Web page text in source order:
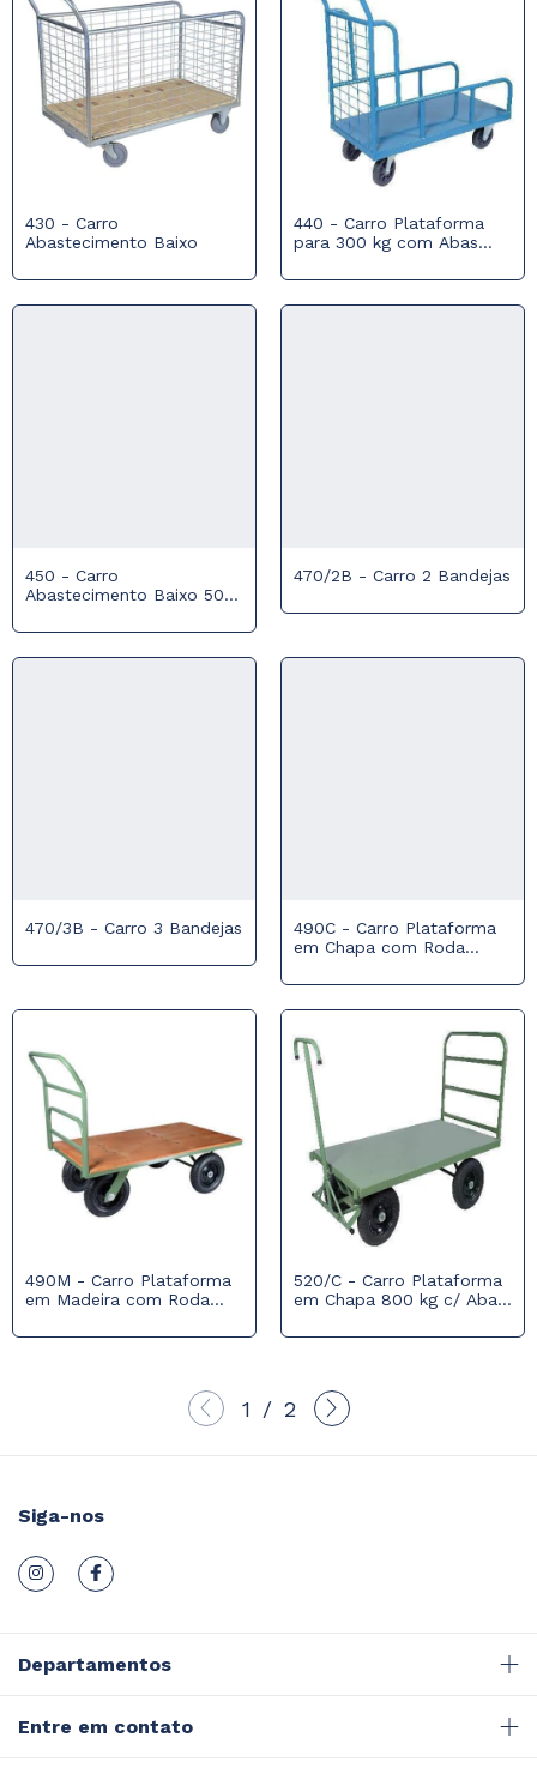
430 - Carro
Abastecimento Baixo
440 - Carro Plataforma
para 300 kg com Abas
450 - Carro
Abastecimento Baixo 500
470/2B - Carro 2 Bandejas
470/3B - Carro 3 Bandejas
490C - Carro Plataforma
em Chapa com Roda
490M - Carro Plataforma
em Madeira com Roda
520/C - Carro Plataforma
em Chapa 800 kg c/ Aba
1 / 2
Siga-nos
Departamentos
Entre em contato